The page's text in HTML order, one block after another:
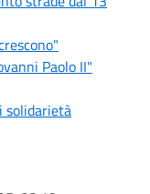
Paolo II"
solidarietà